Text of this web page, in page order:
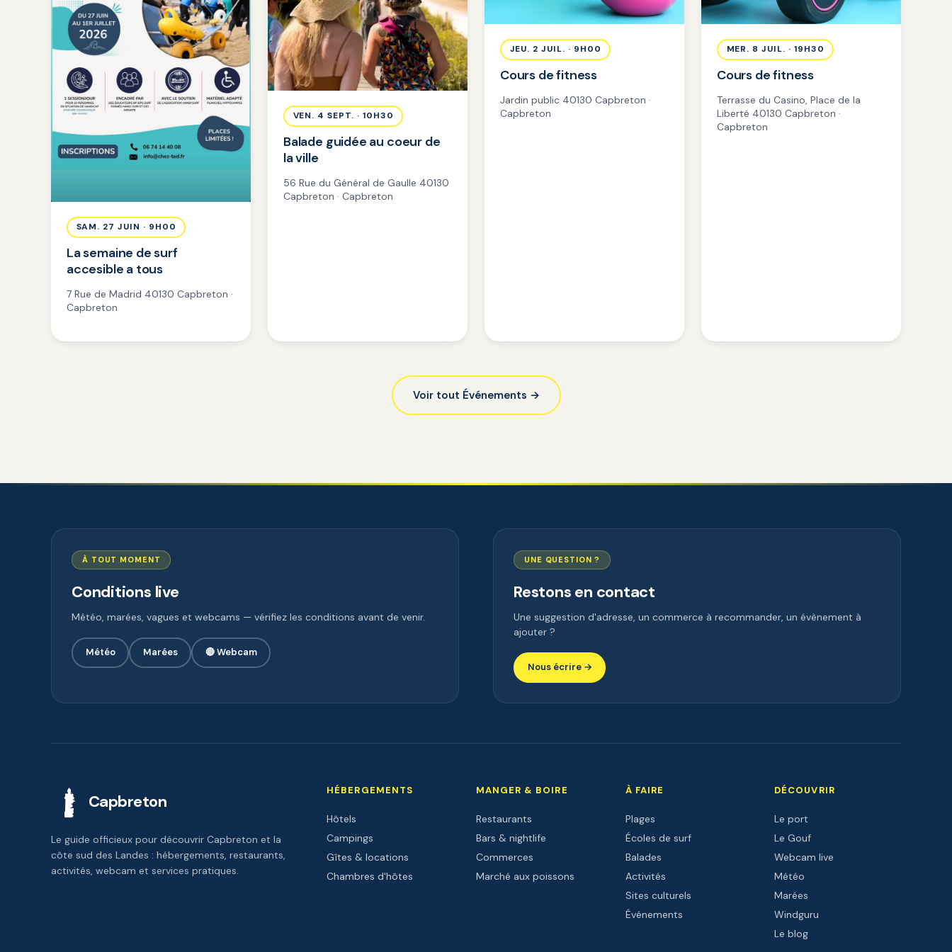
SAM. 27 JUIN · 9H00
La semaine de surf
accesible a tous
7 Rue de Madrid 40130 Capbreton ·
Capbreton
VEN. 4 SEPT. · 10H30
Balade guidée au coeur de
la ville
56 Rue du Général de Gaulle 40130
Capbreton · Capbreton
JEU. 2 JUIL. · 9H00
Cours de fitness
Jardin public 40130 Capbreton ·
Capbreton
MER. 8 JUIL. · 19H30
Cours de fitness
Terrasse du Casino, Place de la
Liberté 40130 Capbreton ·
Capbreton
Voir tout Événements →
À TOUT MOMENT
Conditions live
Météo, marées, vagues et webcams — vérifiez les conditions avant de venir.
Météo Marées 🔴 Webcam
UNE QUESTION ?
Restons en contact
Une suggestion d'adresse, un commerce à recommander, un évènement à
ajouter ?
Nous écrire →
Capbreton
Le guide officieux pour découvrir Capbreton et la
côte sud des Landes : hébergements, restaurants,
activités, webcam et services pratiques.
HÉBERGEMENTS
Hôtels
Campings
Gîtes & locations
Chambres d'hôtes
MANGER & BOIRE
Restaurants
Bars & nightlife
Commerces
Marché aux poissons
À FAIRE
Plages
Écoles de surf
Balades
Activités
Sites culturels
Événements
DÉCOUVRIR
Le port
Le Gouf
Webcam live
Météo
Marées
Windguru
Le blog